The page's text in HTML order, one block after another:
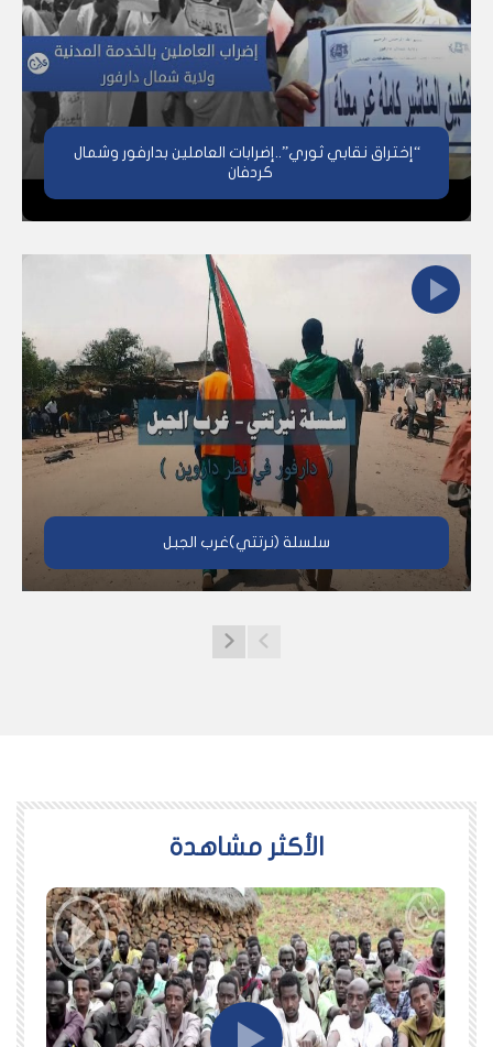
“إختراق نقابي ثوري”..إضرابات العاملين بدارفور وشمال
كردفان
سلسلة (نرتتي)غرب الجبل
اﻷكثر مشاهدة